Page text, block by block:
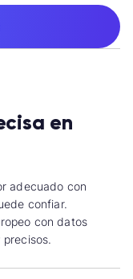
en
adecuado con
confiar.
con datos